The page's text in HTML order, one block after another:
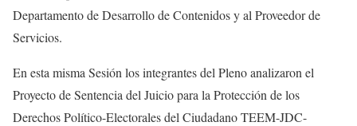
Departamento de Desarrollo de Contenidos y al Proveedor de
Servicios.
En esta misma Sesión los integrantes del Pleno analizaron el
Proyecto de Sentencia del Juicio para la Protección de los
Derechos Político-Electorales del Ciudadano TEEM-JDC-